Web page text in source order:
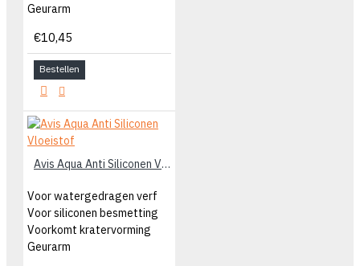
Geurarm
€10,45
Bestellen
Avis Aqua Anti Siliconen Vloeistof
Voor watergedragen verf
Voor siliconen besmetting
Voorkomt kratervorming
Geurarm